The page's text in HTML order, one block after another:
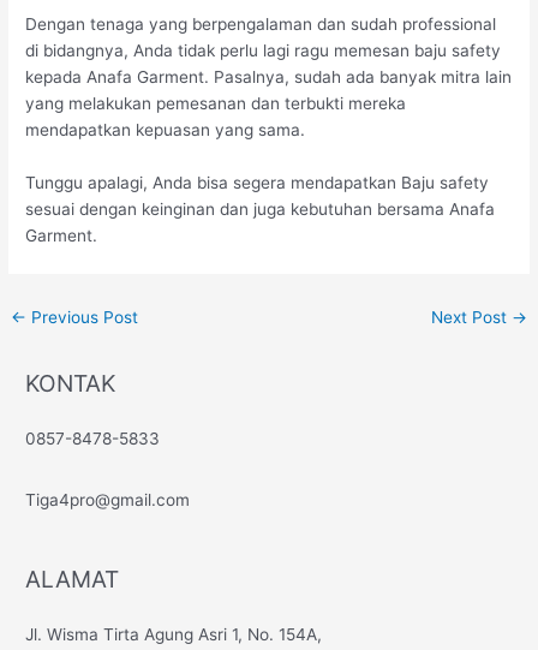
Dengan tenaga yang berpengalaman dan sudah professional
di bidangnya, Anda tidak perlu lagi ragu memesan baju safety
kepada Anafa Garment. Pasalnya, sudah ada banyak mitra lain
yang melakukan pemesanan dan terbukti mereka
mendapatkan kepuasan yang sama.
Tunggu apalagi, Anda bisa segera mendapatkan Baju safety
sesuai dengan keinginan dan juga kebutuhan bersama Anafa
Garment.
← Previous Post Next Post →
KONTAK
0857-8478-5833
Tiga4pro@gmail.com
ALAMAT
Jl. Wisma Tirta Agung Asri 1, No. 154A,